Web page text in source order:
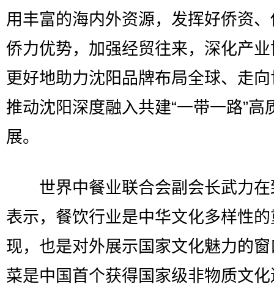
用丰富的海内外资源，发挥好侨资
侨力优势，加强经贸往来，深化产
更好地助力沈阳品牌布局全球、走
推动沈阳深度融入共建“一带一路”高
展。
世界中餐业联合会副会长武力在
表示，餐饮行业是中华文化多样性
现，也是对外展示国家文化魅力的
菜是中国首个获得国家级非物质文